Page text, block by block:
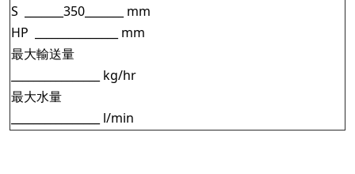
S _______350_______ mm
HP
_______________ mm
最大輸送量
________________ kg/hr
最大水量
________________ l/min